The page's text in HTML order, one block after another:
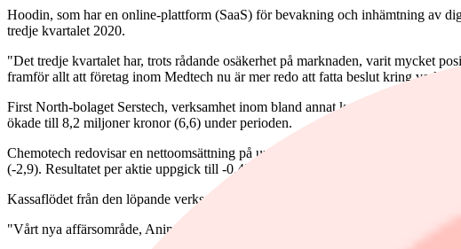
Hoodin, som har en online-plattform (SaaS) för bevakning och inhämtning av
tredje kvartalet 2020.
"Det tredje kvartalet har, trots rådande osäkerhet på marknaden, varit mycket
framför allt att företag inom Medtech nu är mer redo att fatta beslut kring
First North-bolaget Serstech, verksamhet inom bland annat kemisk
ökade till 8,2 miljoner kronor (6,6) under perioden.
Chemotech redovisar en nettoomsättning på under 0,1 miljoner kronor i tredje
(-2,9). Resultatet per aktie uppgick till -0,47 kronor (-0,84).
Kassaflödet från den löpande verksamheten uppgick till -2,8 miljoner kronor (-
"Vårt nya affärsområde, Animal Care, har sedan lanseringen skapat stort